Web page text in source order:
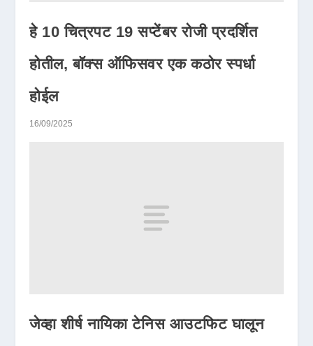
हे 10 चित्रपट 19 सप्टेंबर रोजी प्रदर्शित
होतील, बॉक्स ऑफिसवर एक कठोर स्पर्धा
होईल
16/09/2025
जेव्हा शीर्ष नायिका टेनिस आउटफिट घालून